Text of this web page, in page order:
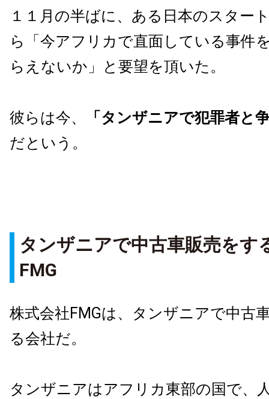
１１月の半ばに、ある日本のスター
ら「今アフリカで直面している事件
らえないか」と要望を頂いた。
彼らは今、
「タンザニアで犯罪者と
だという。
タンザニアで中古車販売をす
FMG
株式会社FMGは、タンザニアで中古
る会社だ。
タンザニアはアフリカ東部の国で、